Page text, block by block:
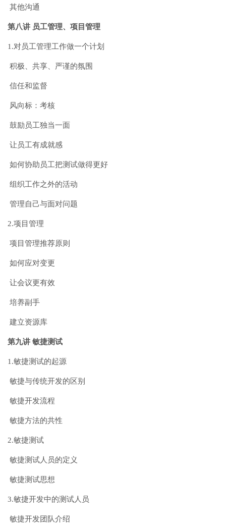
其他沟通
第八讲 员工管理、项目管理
1.对员工管理工作做一个计划
积极、共享、严谨的氛围
信任和监督
风向标：考核
鼓励员工独当一面
让员工有成就感
如何协助员工把测试做得更好
组织工作之外的活动
管理自己与面对问题
2.项目管理
项目管理推荐原则
如何应对变更
让会议更有效
培养副手
建立资源库
第九讲 敏捷测试
1.敏捷测试的起源
敏捷与传统开发的区别
敏捷开发流程
敏捷方法的共性
2.敏捷测试
敏捷测试人员的定义
敏捷测试思想
3.敏捷开发中的测试人员
敏捷开发团队介绍